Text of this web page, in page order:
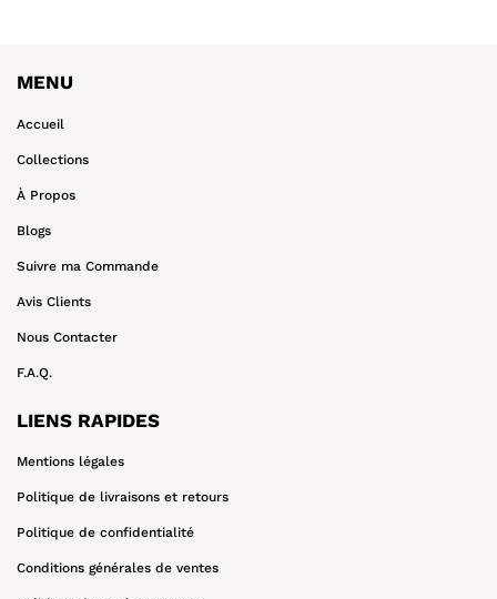
MENU
Accueil
Collections
À Propos
Blogs
Suivre ma Commande
Avis Clients
Nous Contacter
F.A.Q.
LIENS RAPIDES
Mentions légales
Politique de livraisons et retours
Politique de confidentialité
Conditions générales de ventes